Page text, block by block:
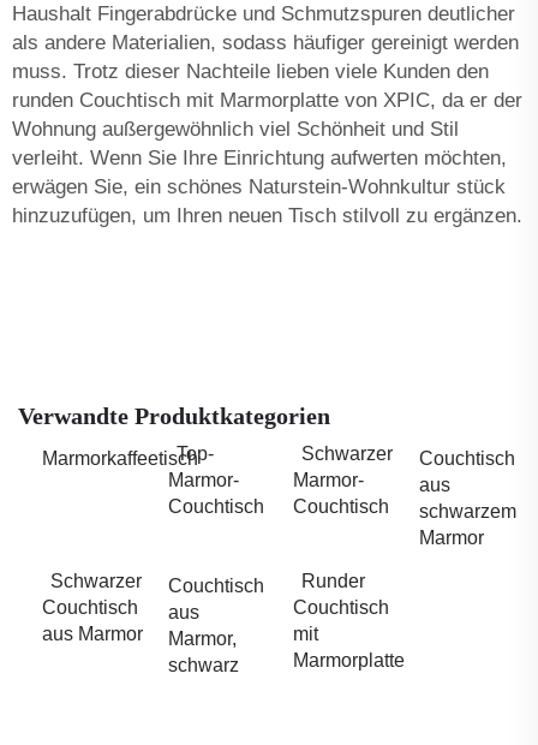
Haushalt Fingerabdrücke und Schmutzspuren deutlicher
als andere Materialien, sodass häufiger gereinigt werden
muss. Trotz dieser Nachteile lieben viele Kunden den
runden Couchtisch mit Marmorplatte von XPIC, da er der
Wohnung außergewöhnlich viel Schönheit und Stil
verleiht. Wenn Sie Ihre Einrichtung aufwerten möchten,
erwägen Sie, ein schönes Naturstein-Wohnkultur stück
hinzuzufügen, um Ihren neuen Tisch stilvoll zu ergänzen.
Verwandte Produktkategorien
MarmorkaffeetischTop-
Marmor-
Couchtisch
Schwarzer
Marmor-
Couchtisch
Couchtisch
aus
schwarzem
Marmor
Schwarzer
Couchtisch
aus Marmor
Couchtisch
aus
Marmor,
schwarz
Runder
Couchtisch
mit
Marmorplatte